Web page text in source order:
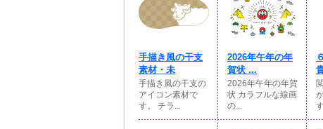
手描き風の干支
素材・未
手描き風の干支の
アイコン素材で
す。 チラ...
2026年午年の年
賀状 ...
2026年午年の年賀
状 カラフルな線画
の...